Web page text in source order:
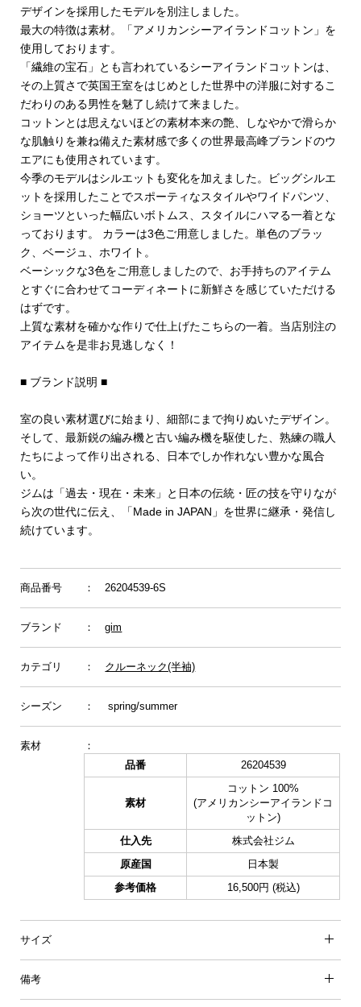
デザインを採用したモデルを別注しました。
最大の特徴は素材。「アメリカンシーアイランドコットン」を
使用しております。
「繊維の宝石」とも言われているシーアイランドコットンは、
その上質さで英国王室をはじめとした世界中の洋服に対するこ
だわりのある男性を魅了し続けて来ました。
コットンとは思えないほどの素材本来の艶、しなやかで滑らか
な肌触りを兼ね備えた素材感で多くの世界最高峰ブランドのウ
エアにも使用されています。
今季のモデルはシルエットも変化を加えました。ビッグシルエ
ットを採用したことでスポーティなスタイルやワイドパンツ、
ショーツといった幅広いボトムス、スタイルにハマる一着とな
っております。 カラーは3色ご用意しました。単色のブラッ
ク、ベージュ、ホワイト。
ベーシックな3色をご用意しましたので、お手持ちのアイテム
とすぐに合わせてコーディネートに新鮮さを感じていただける
はずです。
上質な素材を確かな作りで仕上げたこちらの一着。当店別注の
アイテムを是非お見逃しなく！
■ ブランド説明 ■
室の良い素材選びに始まり、細部にまで拘りぬいたデザイン。
そして、最新鋭の編み機と古い編み機を駆使した、熟練の職人
たちによって作り出される、日本でしか作れない豊かな風合
い。
ジムは「過去・現在・未来」と日本の伝統・匠の技を守りなが
ら次の世代に伝え、「Made in JAPAN」を世界に継承・発信し
続けています。
商品番号 ： 26204539-6S
ブランド ：gim
カテゴリ ： クルーネック(半袖)
シーズン ： spring/summer
素材
：
品番
26204539
素材
コットン 100%
(アメリカンシーアイランドコ
ットン)
仕入先
株式会社ジム
原産国
日本製
参考価格
16,500円 (税込)
サイズ
備考